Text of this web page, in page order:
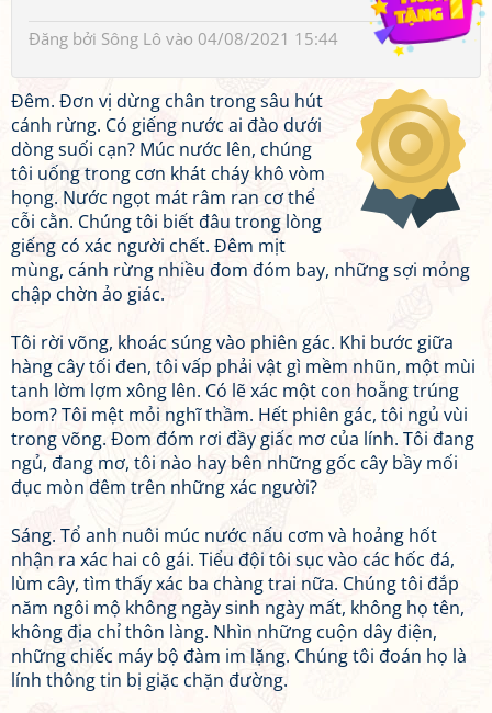
Đăng bởi Sông Lô vào 04/08/2021 15:44
Đêm. Đơn vị dừng chân trong sâu hút
cánh rừng. Có giếng nước ai đào dưới
dòng suối cạn? Múc nước lên, chúng
tôi uống trong cơn khát cháy khô vòm
họng. Nước ngọt mát râm ran cơ thể
cỗi cằn. Chúng tôi biết đâu trong lòng
giếng có xác người chết. Đêm mịt
mùng, cánh rừng nhiều đom đóm bay, những sợi mỏng
chập chờn ảo giác.
Tôi rời võng, khoác súng vào phiên gác. Khi bước giữa
hàng cây tối đen, tôi vấp phải vật gì mềm nhũn, một mùi
tanh lờm lợm xông lên. Có lẽ xác một con hoẵng trúng
bom? Tôi mệt mỏi nghĩ thầm. Hết phiên gác, tôi ngủ vùi
trong võng. Đom đóm rơi đầy giấc mơ của lính. Tôi đang
ngủ, đang mơ, tôi nào hay bên những gốc cây bầy mối
đục mòn đêm trên những xác người?
Sáng. Tổ anh nuôi múc nước nấu cơm và hoảng hốt
nhận ra xác hai cô gái. Tiểu đội tôi sục vào các hốc đá,
lùm cây, tìm thấy xác ba chàng trai nữa. Chúng tôi đắp
năm ngôi mộ không ngày sinh ngày mất, không họ tên,
không địa chỉ thôn làng. Nhìn những cuộn dây điện,
những chiếc máy bộ đàm im lặng. Chúng tôi đoán họ là
lính thông tin bị giặc chặn đường.